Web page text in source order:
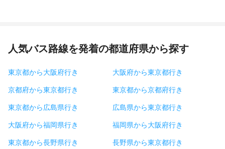
人気バス路線を発着の都道府県から探す
東京都から大阪府行き 大阪府から東京都行き
京都府から東京都行き 東京都から京都府行き
東京都から広島県行き 広島県から東京都行き
大阪府から福岡県行き 福岡県から大阪府行き
東京都から長野県行き 長野県から東京都行き